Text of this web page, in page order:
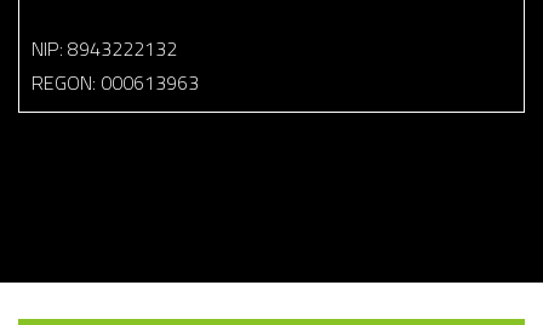
NIP: 8943222132
REGON: 000613963